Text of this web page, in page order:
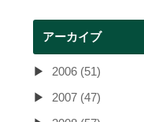
アーカイブ
2006 (51)
2007 (47)